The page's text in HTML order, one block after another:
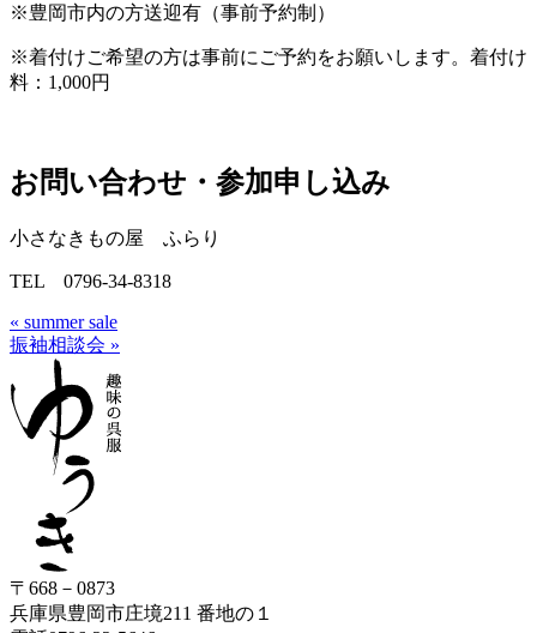
※豊岡市内の方送迎有（事前予約制）
※着付けご希望の方は事前にご予約をお願いします。着付け
料：1,000円
お問い合わせ・参加申し込み
小さなきもの屋 ふらり
TEL 0796-34-8318
« summer sale
振袖相談会 »
〒668－0873
兵庫県豊岡市庄境211 番地の１